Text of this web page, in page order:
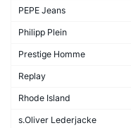
PEPE Jeans
Philipp Plein
Prestige Homme
Replay
Rhode Island
s.Oliver Lederjacke